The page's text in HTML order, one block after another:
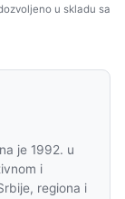
u skladu sa
je 1992. u
i
regiona i